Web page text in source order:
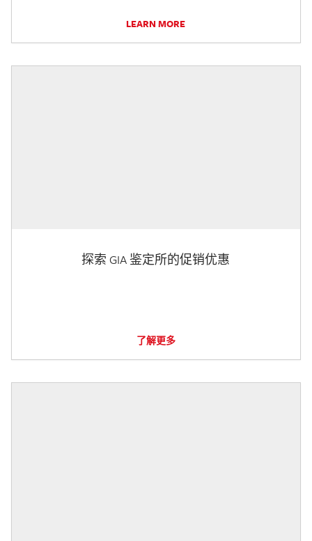
LEARN MORE
探索 GIA 鉴定所的促销优惠
了解更多